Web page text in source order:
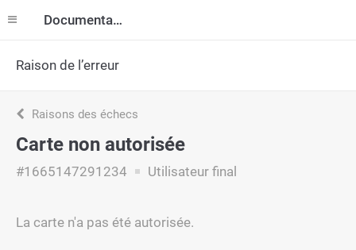
Documentation
Raison de l’erreur
Raisons des échecs
Carte non autorisée
#1665147291234 Utilisateur final
La carte n'a pas été autorisée.